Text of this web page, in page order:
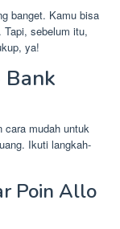
banget. Kamu bisa
sebelum itu,
ya!
cara mudah untuk
Ikuti langkah-
Poin Allo